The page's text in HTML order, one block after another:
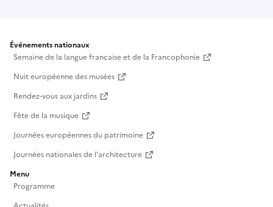
Événements nationaux
Semaine de la langue française et de la Francophonie
Nuit européenne des musées
Rendez-vous aux jardins
Fête de la musique
Journées européennes du patrimoine
Journées nationales de l'architecture
Menu
Programme